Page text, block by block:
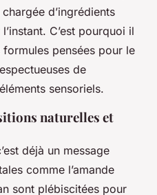
d’ingrédients
C’est pourquoi il
pensées pour le
de
sensoriels.
naturelles et
déjà un message
comme l’amande
sont plébiscitées pour